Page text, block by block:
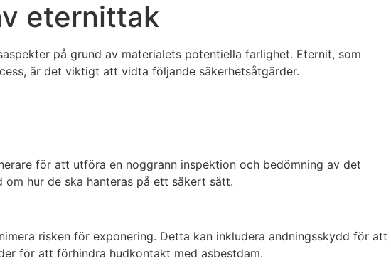
eternittak
på grund av materialets potentiella farlighet. Eternit, som
är det viktigt att vidta följande säkerhetsåtgärder.
för att utföra en noggrann inspektion och bedömning av det
hur de ska hanteras på ett säkert sätt.
risken för exponering. Detta kan inkludera andningsskydd för att
för att förhindra hudkontakt med asbestdam.